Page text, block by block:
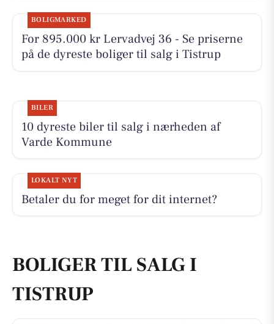
BOLIGMARKED
For 895.000 kr Lervadvej 36 - Se priserne
på de dyreste boliger til salg i Tistrup
BILER
10 dyreste biler til salg i nærheden af
Varde Kommune
LOKALT NYT
Betaler du for meget for dit internet?
BOLIGER TIL SALG I
TISTRUP